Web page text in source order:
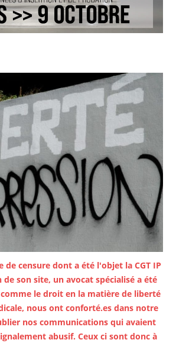
de censure dont a été l'objet la CGT IP
de son site, un avocat spécialisé a été
le droit en la matière de liberté
nous ont conforté.es dans notre
nos communications qui avaient
abusif. Ceux ci sont donc à